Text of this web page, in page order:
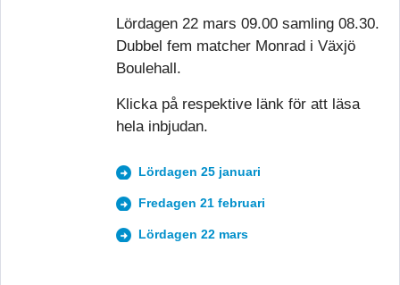
Lördagen 22 mars 09.00 samling 08.30.
Dubbel fem matcher Monrad i Växjö
Boulehall.
Klicka på respektive länk för att läsa
hela inbjudan.
Lördagen 25 januari
Fredagen 21 februari
Lördagen 22 mars